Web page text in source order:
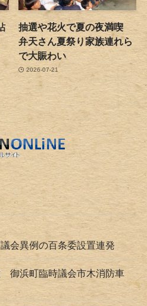
抽選や花火で夏の夜満喫
弁天さん夏祭り家族連れら
で大賑わい
2026-07-21
会異例の百条委設置連発
御浜町臨時議会市木消防車